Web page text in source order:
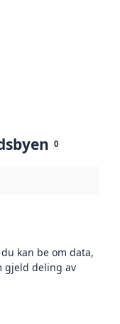
0
kan be om data,
gjeld deling av